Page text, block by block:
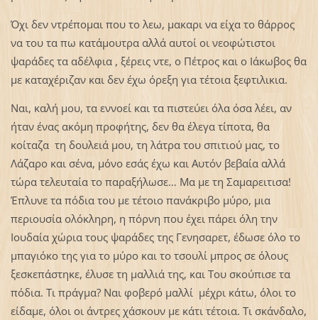
Όχι δεν ντρέπομαι που το λεω, μακαρι να είχα το θάρρος
να του τα πω κατάμουτρα αλλά αυτοί οι νεοφώτιστοι
ψαράδες τα αδέλφια , ξέρεις ντε, ο Πέτρος και ο Ιάκωβος θα
με καταχέριζαν και δεν έχω όρεξη για τέτοια ξεφτιλικια.
Ναι, καλή μου, τα εννοεί και τα πιστεύει όλα όσα λέει, αν
ήταν ένας ακόμη προφήτης, δεν θα έλεγα τίποτα, θα
κοίταζα τη δουλειά μου, τη λάτρα του σπιτιού μας, το
Λάζαρο και σένα, μόνο εσάς έχω και Αυτόν βεβαία αλλά
τώρα τελευταία το παραξήλωσε… Μα με τη Σαμαρειτισα!
Έπλυνε τα πόδια του με τέτοιο πανάκριβο μύρο, μια
περιουσία ολόκληρη, η πόρνη που έχει πάρει όλη την
Ιουδαία χώρια τους ψαράδες της Γενησαρετ, έδωσε όλο το
μπαγιόκο της για το μύρο και το τσουλί μπρος σε όλους
ξεσκεπάστηκε, έλυσε τη μαλλιά της, και Του σκούπισε τα
πόδια. Τι πράγμα? Ναι φοβερό μαλλί μέχρι κάτω, όλοι το
είδαμε, όλοι οι άντρες χάσκουν με κάτι τέτοια. Τι σκάνδαλο,